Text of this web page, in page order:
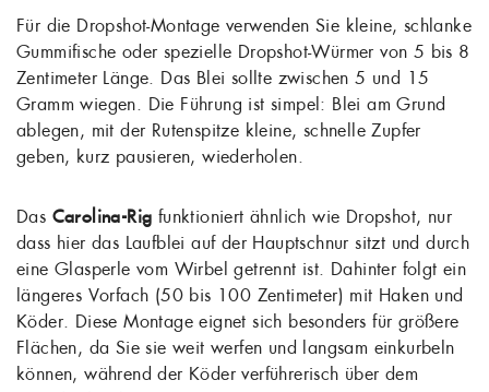
Für die Dropshot-Montage verwenden Sie kleine, schlanke
Gummifische oder spezielle Dropshot-Würmer von 5 bis 8
Zentimeter Länge. Das Blei sollte zwischen 5 und 15
Gramm wiegen. Die Führung ist simpel: Blei am Grund
ablegen, mit der Rutenspitze kleine, schnelle Zupfer
geben, kurz pausieren, wiederholen.
Das Carolina-Rig funktioniert ähnlich wie Dropshot, nur
dass hier das Laufblei auf der Hauptschnur sitzt und durch
eine Glasperle vom Wirbel getrennt ist. Dahinter folgt ein
längeres Vorfach (50 bis 100 Zentimeter) mit Haken und
Köder. Diese Montage eignet sich besonders für größere
Flächen, da Sie sie weit werfen und langsam einkurbeln
können, während der Köder verführerisch über dem